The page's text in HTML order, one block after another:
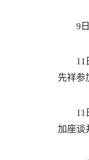
9
11
先祥参
11
加座谈